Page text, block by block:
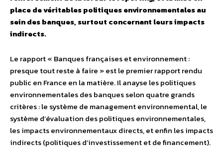
place de véritables politiques environnementales au
sein des banques, surtout concernant leurs impacts
indirects.
Le rapport « Banques françaises et environnement :
presque tout reste à faire » est le premier rapport rendu
public en France en la matière. Il anayse les politiques
environnementales des banques selon quatre grands
critères : le système de management environnemental, le
système d’évaluation des politiques environnementales,
les impacts environnementaux directs, et enfin les impacts
indirects (politiques d’investissement et de financement).